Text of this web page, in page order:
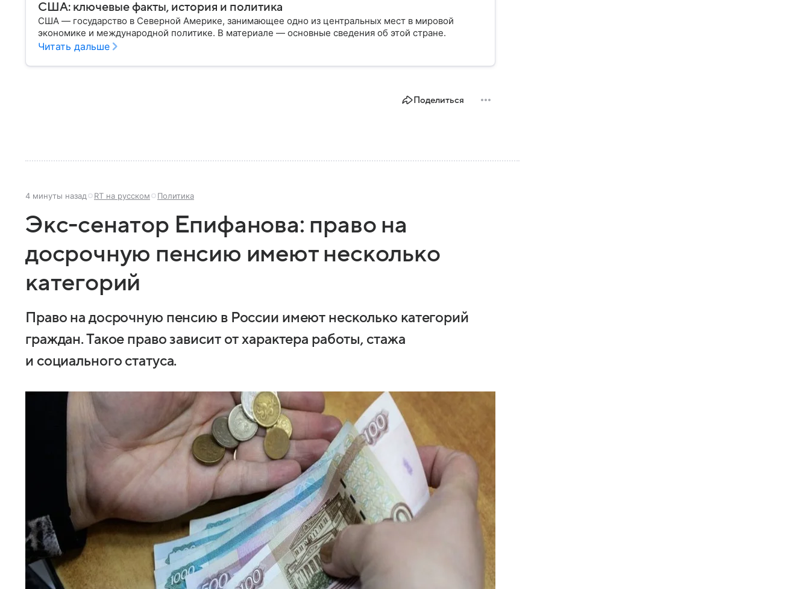
США: ключевые факты, история и политика
США — государство в Северной Америке, занимающее одно из центральных мест в мировой
экономике и международной политике. В материале — основные сведения об этой стране.
Читать дальше
Поделиться
4 минуты назад RT на русском Политика
Экс-сенатор Епифанова: право на
досрочную пенсию имеют несколько
категорий
Право на досрочную пенсию в России имеют несколько категорий
граждан. Такое право зависит от характера работы, стажа
и социального статуса.